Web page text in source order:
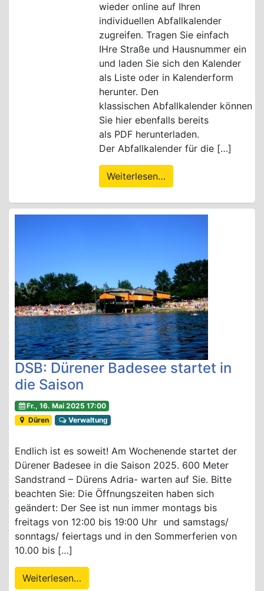
wieder online auf Ihren
individuellen Abfallkalender
zugreifen. Tragen Sie einfach
IHre Straße und Hausnummer ein
und laden Sie sich den Kalender
als Liste oder in Kalenderform
herunter. Den
klassischen Abfallkalender können
Sie hier ebenfalls bereits
als PDF herunterladen.
Der Abfallkalender für die […]
Weiterlesen…
DSB: Dürener Badesee startet in
die Saison
Fr., 16. Mai 2025 17:00
Düren
Verwaltung
Endlich ist es soweit! Am Wochenende startet der
Dürener Badesee in die Saison 2025. 600 Meter
Sandstrand – Dürens Adria- warten auf Sie. Bitte
beachten Sie: Die Öffnungszeiten haben sich
geändert: Der See ist nun immer montags bis
freitags von 12:00 bis 19:00 Uhr und samstags/
sonntags/ feiertags und in den Sommerferien von
10.00 bis […]
Weiterlesen…